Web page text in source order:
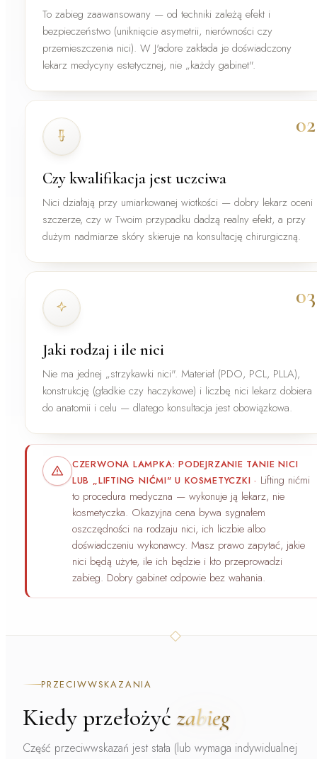
To zabieg zaawansowany — od techniki zależą efekt i
bezpieczeństwo (uniknięcie asymetrii, nierówności czy
przemieszczenia nici). W J'adore zakłada je doświadczony
lekarz medycyny estetycznej, nie „każdy gabinet".
02
Czy kwalifikacja jest uczciwa
Nici działają przy umiarkowanej wiotkości — dobry lekarz oceni
szczerze, czy w Twoim przypadku dadzą realny efekt, a przy
dużym nadmiarze skóry skieruje na konsultację chirurgiczną.
03
Jaki rodzaj i ile nici
Nie ma jednej „strzykawki nici". Materiał (PDO, PCL, PLLA),
konstrukcję (gładkie czy haczykowe) i liczbę nici lekarz dobiera
do anatomii i celu — dlatego konsultacja jest obowiązkowa.
CZERWONA LAMPKA: PODEJRZANIE TANIE NICI
LUB „LIFTING NIĆMI" U KOSMETYCZKI · Lifting nićmi
to procedura medyczna — wykonuje ją lekarz, nie
kosmetyczka. Okazyjna cena bywa sygnałem
oszczędności na rodzaju nici, ich liczbie albo
doświadczeniu wykonawcy. Masz prawo zapytać, jakie
nici będą użyte, ile ich będzie i kto przeprowadzi
zabieg. Dobry gabinet odpowie bez wahania.
PRZECIWWSKAZANIA
Kiedy przełożyć zabieg
Część przeciwwskazań jest stała (lub wymaga indywidualnej